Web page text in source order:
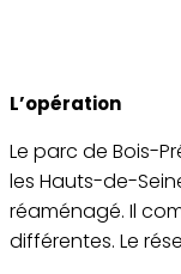
L’opération
Le parc de Bois-
les Hauts-de-
réaménagé. Il
différentes. Le